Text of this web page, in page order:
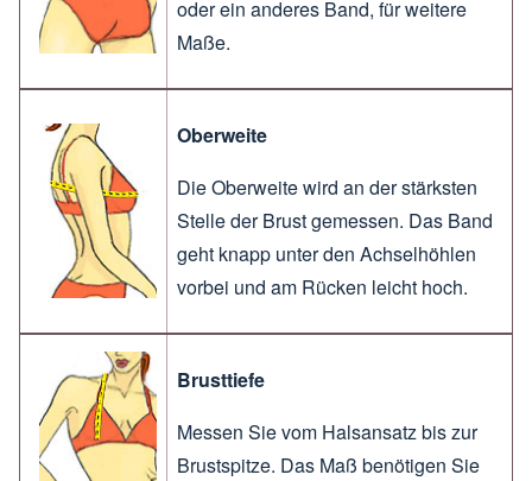
oder ein anderes Band, für weitere
Maße.
Oberweite
Die Oberweite wird an der stärksten
Stelle der Brust gemessen. Das Band
geht knapp unter den Achselhöhlen
vorbei und am Rücken leicht hoch.
Brusttiefe
Messen Sie vom Halsansatz bis zur
Brustspitze. Das Maß benötigen Sie